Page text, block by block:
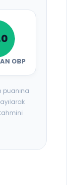
OBP
puanına